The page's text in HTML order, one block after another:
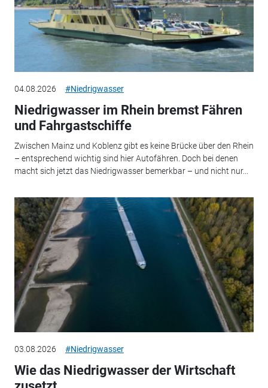
04.08.2026 #Niedrigwasser
Niedrigwasser im Rhein bremst Fähren
und Fahrgastschiffe
Zwischen Mainz und Koblenz gibt es keine Brücke über den Rhein
– entsprechend wichtig sind hier Autofähren. Doch bei denen
macht sich jetzt das Niedrigwasser bemerkbar – und nicht nur...
03.08.2026 #Niedrigwasser
Wie das Niedrigwasser der Wirtschaft